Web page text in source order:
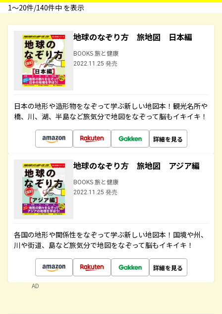
1〜20件/140件中 を表示
地球のなぞり方 旅地図 日本編
BOOKS 旅と健康
2022.11.25 発売
日本の地形や造形物をなぞって学ぶ新しい地図本！観光名所や
橋、川、湖、半島など旅気分で地図をなぞって脳もイキイキ！
詳細を見る
地球のなぞり方 旅地図 アジア編
BOOKS 旅と健康
2022.11.25 発売
各国の地形や関係性をなぞって学ぶ新しい地図本！国境や州、
川や街道、島など旅気分で地図をなぞって脳もイキイキ！
詳細を見る
AD